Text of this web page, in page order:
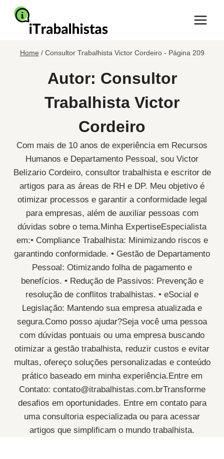
Pular
para
Home / Consultor Trabalhista Victor Cordeiro- Página 209
Autor: Consultor
Trabalhista Victor
Cordeiro
Com mais de 10 anos de experiência em Recursos
Humanos e Departamento Pessoal, sou Victor
Belizario Cordeiro, consultor trabalhista e escritor de
artigos para as áreas de RH e DP. Meu objetivo é
otimizar processos e garantir a conformidade legal
para empresas, além de auxiliar pessoas com
dúvidas sobre o tema.Minha ExpertiseEspecialista
em:• Compliance Trabalhista: Minimizando riscos e
garantindo conformidade. • Gestão de Departamento
Pessoal: Otimizando folha de pagamento e
benefícios. • Redução de Passivos: Prevenção e
resolução de conflitos trabalhistas. • eSocial e
Legislação: Mantendo sua empresa atualizada e
segura.Como posso ajudar?Seja você uma pessoa
com dúvidas pontuais ou uma empresa buscando
otimizar a gestão trabalhista, reduzir custos e evitar
multas, ofereço soluções personalizadas e conteúdo
prático baseado em minha experiência.Entre em
Contato: contato@itrabalhistas.com.brTransforme
desafios em oportunidades. Entre em contato para
uma consultoria especializada ou para acessar
artigos que simplificam o mundo trabalhista.